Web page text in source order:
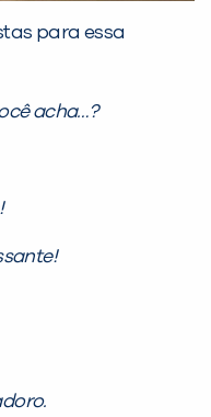
para essa
acha…?